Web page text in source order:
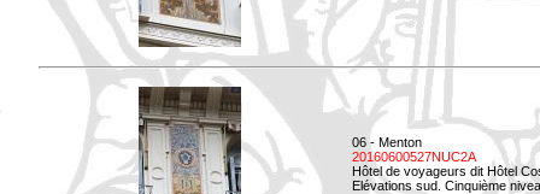
06 - Menton
20160600527NUC2A
Hôtel de voyageurs dit Hôtel
Elévations sud. Cinquième